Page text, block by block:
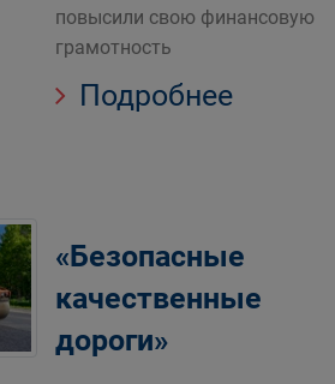
повысили свою финансовую
грамотность
Подробнее
«Безопасные
качественные
дороги»